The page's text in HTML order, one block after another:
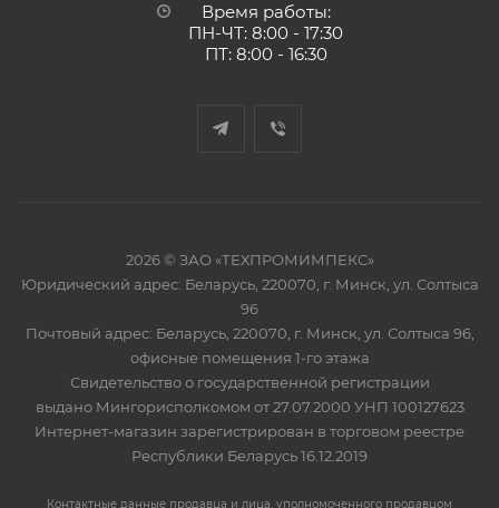
Время работы:
ПН-ЧТ: 8:00 - 17:30
ПТ: 8:00 - 16:30
2026 © ЗАО «ТЕХПРОМИМПЕКС»
Юридический адрес: Беларусь, 220070, г. Минск, ул. Солтыса
96
Почтовый адрес: Беларусь, 220070, г. Минск, ул. Солтыса 96,
офисные помещения 1-го этажа
Свидетельство о государственной регистрации
выдано Мингорисполкомом от 27.07.2000 УНП 100127623
Интернет-магазин зарегистрирован в торговом реестре
Республики Беларусь 16.12.2019
Контактные данные продавца и лица, уполномоченного продавцом